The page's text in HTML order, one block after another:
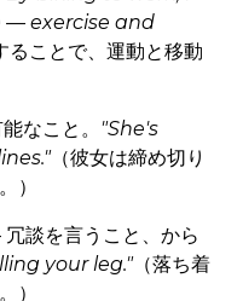
— exercise and
ることで、運動と移動
なこと。 "She's
（彼女は締め切り
）
談を言うこと、から
your leg."（落ち着
）